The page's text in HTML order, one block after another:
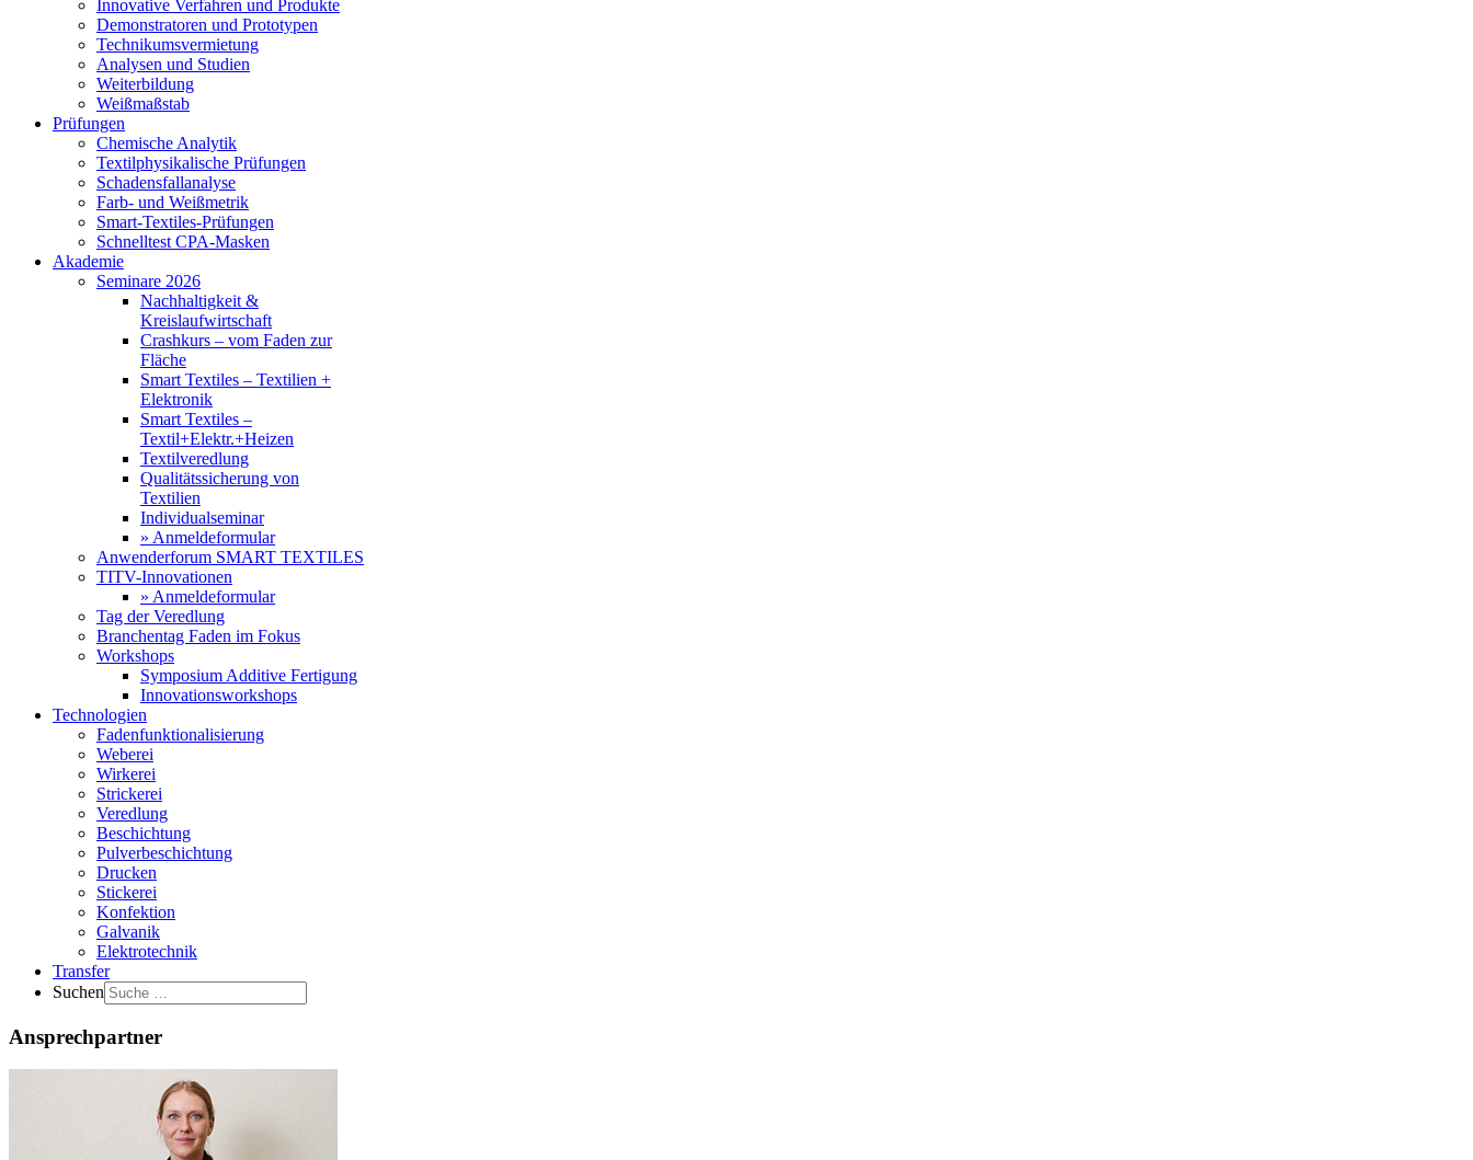
Innovative Verfahren und Produkte
Demonstratoren und Prototypen
Technikumsvermietung
Analysen und Studien
Weiterbildung
Weißmaßstab
Prüfungen
Chemische Analytik
Textilphysikalische Prüfungen
Schadensfallanalyse
Farb- und Weißmetrik
Smart-Textiles-Prüfungen
Schnelltest CPA-Masken
Akademie
Seminare 2026
Nachhaltigkeit &
Kreislaufwirtschaft
Crashkurs – vom Faden zur
Fläche
Smart Textiles – Textilien +
Elektronik
Smart Textiles –
Textil+Elektr.+Heizen
Textilveredlung
Qualitätssicherung von
Textilien
Individualseminar
» Anmeldeformular
Anwenderforum SMART TEXTILES
TITV-Innovationen
» Anmeldeformular
Tag der Veredlung
Branchentag Faden im Fokus
Workshops
Symposium Additive Fertigung
Innovationsworkshops
Technologien
Fadenfunktionalisierung
Weberei
Wirkerei
Strickerei
Veredlung
Beschichtung
Pulverbeschichtung
Drucken
Stickerei
Konfektion
Galvanik
Elektrotechnik
Transfer
Suchen
Ansprechpartner